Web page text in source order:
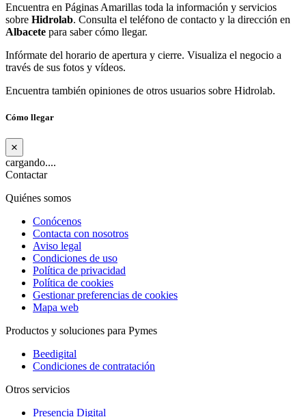
Encuentra en Páginas Amarillas toda la información y servicios
sobre Hidrolab. Consulta el teléfono de contacto y la dirección en
Albacete para saber cómo llegar.
Infórmate del horario de apertura y cierre. Visualiza el negocio a
través de sus fotos y vídeos.
Encuentra también opiniones de otros usuarios sobre Hidrolab.
Cómo llegar
×
cargando....
Contactar
Quiénes somos
Conócenos
Contacta con nosotros
Aviso legal
Condiciones de uso
Política de privacidad
Política de cookies
Gestionar preferencias de cookies
Mapa web
Productos y soluciones para Pymes
Beedigital
Condiciones de contratación
Otros servicios
Presencia Digital